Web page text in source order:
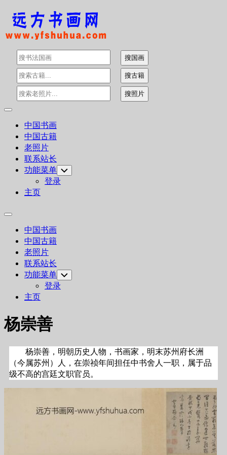
Skip
content
Expand
中国书画
中国古籍
老照片
联系站长
功能菜单 Toggle
Child
Menu
登录
主页
Expand
中国书画
中国古籍
老照片
联系站长
功能菜单 Toggle
Child
Menu
登录
主页
杨崇善
杨崇善，明朝历史人物，书画家，明末苏州府长洲
（今属苏州）人，在崇祯年间担任中书舍人一职，属于品
级不高的宫廷文职官员。